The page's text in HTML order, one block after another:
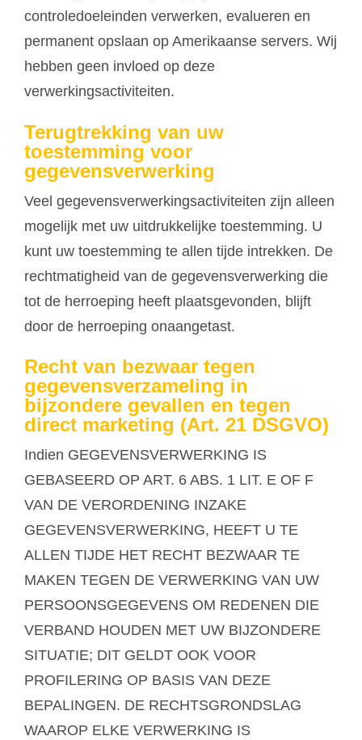
controledoeleinden verwerken, evalueren en
permanent opslaan op Amerikaanse servers. Wij
hebben geen invloed op deze
verwerkingsactiviteiten.
Terugtrekking van uw
toestemming voor
gegevensverwerking
Veel gegevensverwerkingsactiviteiten zijn alleen
mogelijk met uw uitdrukkelijke toestemming. U
kunt uw toestemming te allen tijde intrekken. De
rechtmatigheid van de gegevensverwerking die
tot de herroeping heeft plaatsgevonden, blijft
door de herroeping onaangetast.
Recht van bezwaar tegen
gegevensverzameling in
bijzondere gevallen en tegen
direct marketing (Art. 21 DSGVO)
Indien GEGEVENSVERWERKING IS
GEBASEERD OP ART. 6 ABS. 1 LIT. E OF F
VAN DE VERORDENING INZAKE
GEGEVENSVERWERKING, HEEFT U TE
ALLEN TIJDE HET RECHT BEZWAAR TE
MAKEN TEGEN DE VERWERKING VAN UW
PERSOONSGEGEVENS OM REDENEN DIE
VERBAND HOUDEN MET UW BIJZONDERE
SITUATIE; DIT GELDT OOK VOOR
PROFILERING OP BASIS VAN DEZE
BEPALINGEN. DE RECHTSGRONDSLAG
WAAROP ELKE VERWERKING IS